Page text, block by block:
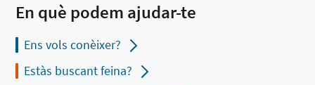
En què podem ajudar-te
Ens vols conèixer?
Estàs buscant feina?